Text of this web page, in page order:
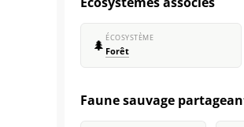
🌲 ÉCOSYSTÈME
Forêt
Faune sauvage